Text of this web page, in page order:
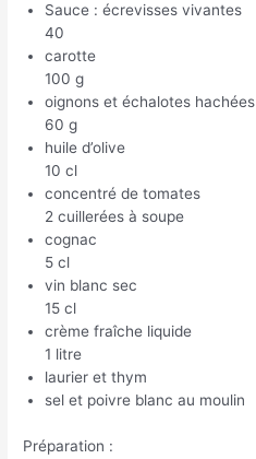
Sauce : écrevisses vivantes
40
carotte
100 g
oignons et échalotes hachées
60 g
huile d’olive
10 cl
concentré de tomates
2 cuillerées à soupe
cognac
5 cl
vin blanc sec
15 cl
crème fraîche liquide
1 litre
laurier et thym
sel et poivre blanc au moulin
Préparation :